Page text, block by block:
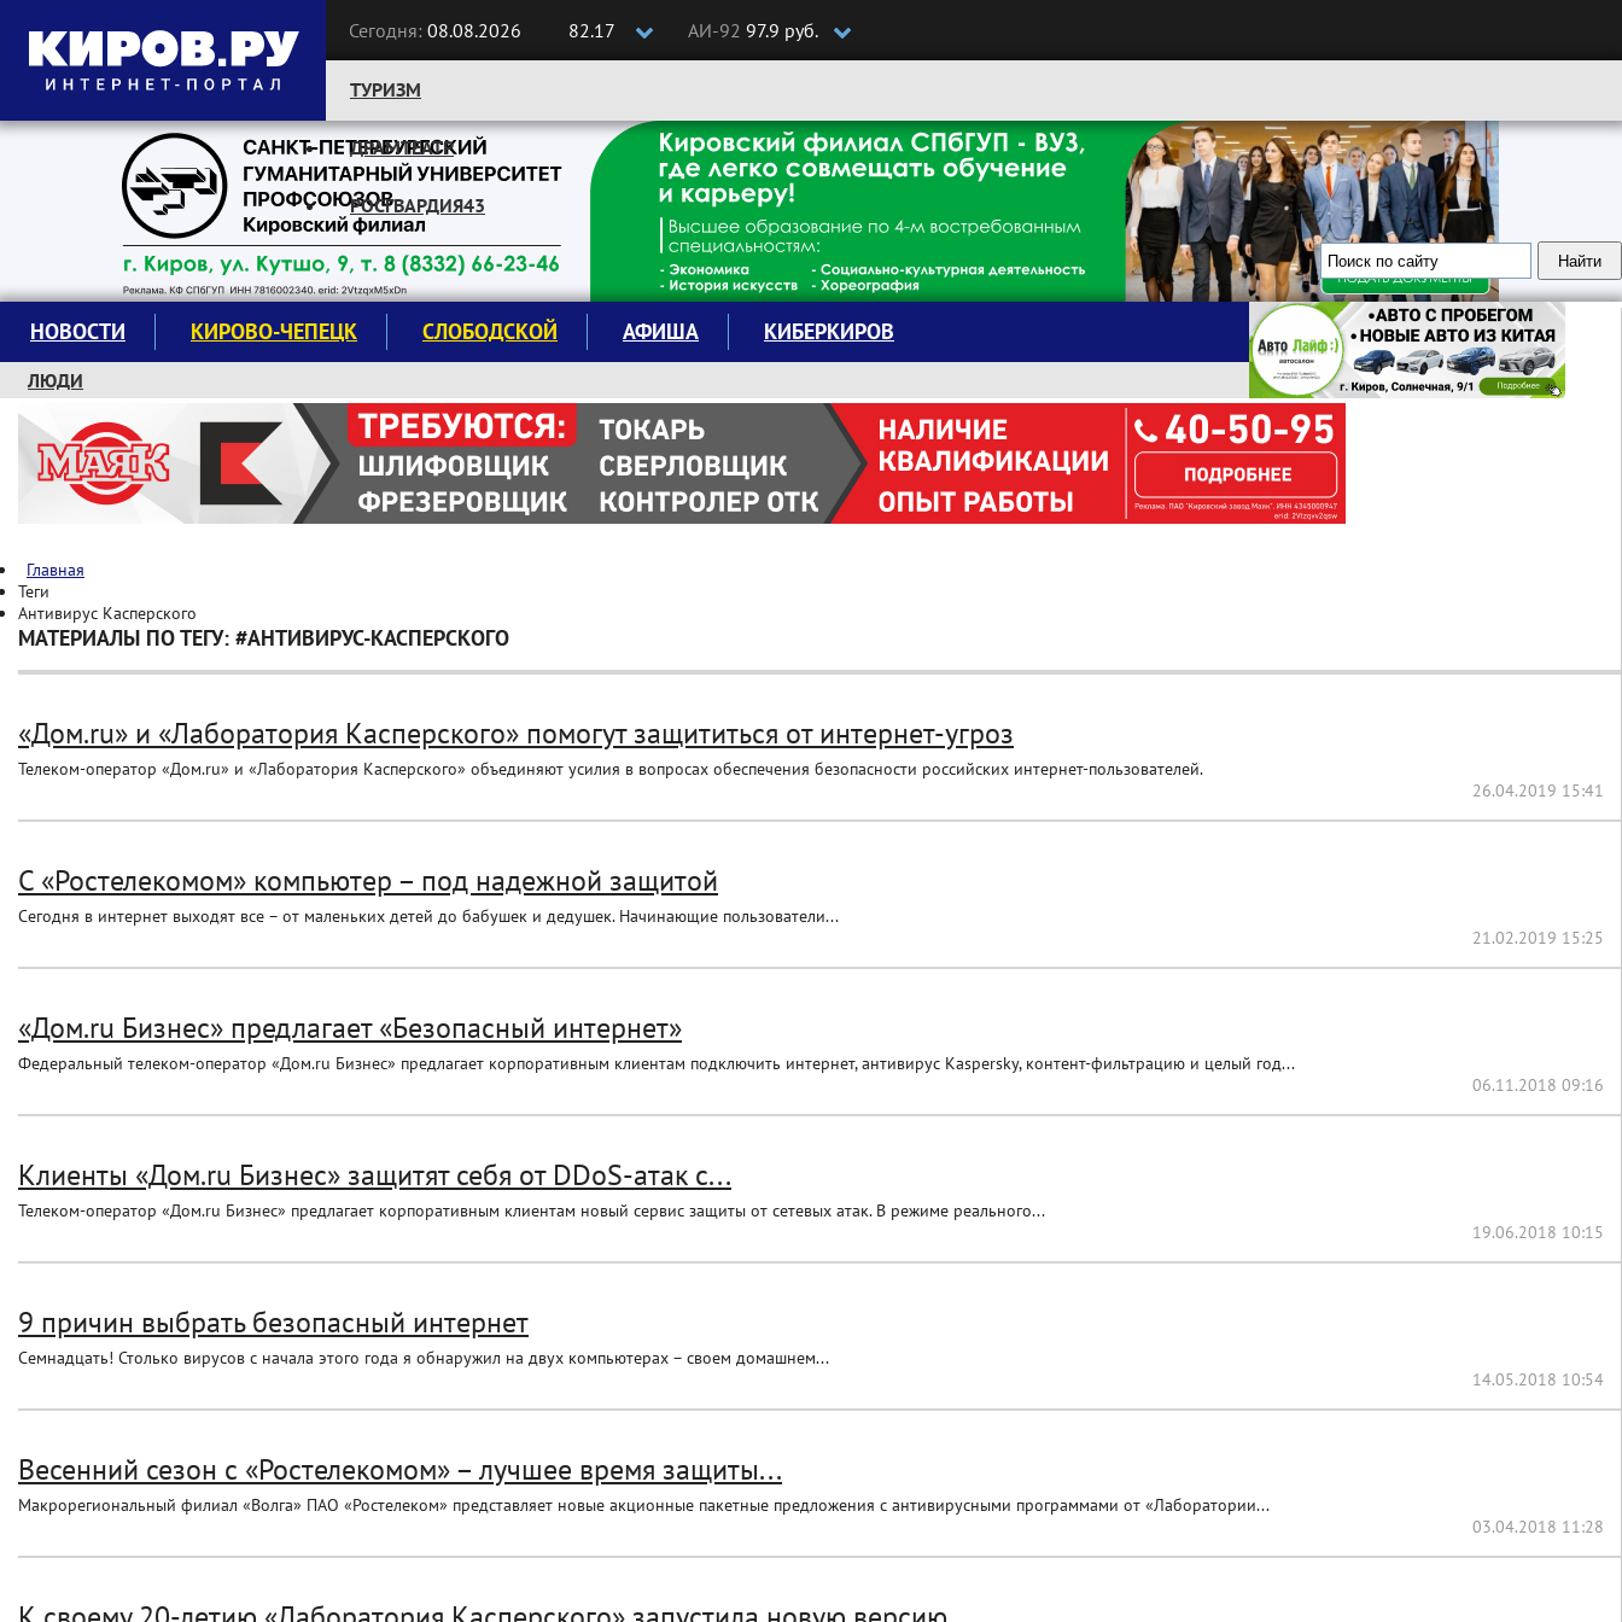
Сегодня: 08.08.2026 82.17 АИ-92 97.9 руб.
Следите за новостями:
ТУРИЗМ
ДРАМТЕАТР
РОСГВАРДИЯ43
НОВОСТИ КИРОВО-ЧЕПЕЦК СЛОБОДСКОЙ АФИША КИБЕРКИРОВ
ЛЮДИ
КРУЖКИ И СЕКЦИИ
ЗАВОДУ "МАЯК" 85 ЛЕТ
ЭКОЛОГИЯ
Главная
Теги
Антивирус Касперского
МАТЕРИАЛЫ ПО ТЕГУ: #АНТИВИРУС-КАСПЕРСКОГО
«Дом.ru» и «Лаборатория Касперского» помогут защититься от интернет-угроз
Телеком-оператор «Дом.ru» и «Лаборатория Касперского» объединяют усилия в вопросах обеспечения безопасности российских интернет-пользователей.
26.04.2019 15:41
С «Ростелекомом» компьютер – под надежной защитой
Сегодня в интернет выходят все – от маленьких детей до бабушек и дедушек. Начинающие пользователи...
21.02.2019 15:25
«Дом.ru Бизнес» предлагает «Безопасный интернет»
Федеральный телеком-оператор «Дом.ru Бизнес» предлагает корпоративным клиентам подключить интернет, антивирус Kaspersky, контент-фильтрацию и целый год...
06.11.2018 09:16
Клиенты «Дом.ru Бизнес» защитят себя от DDoS-атак с...
Телеком-оператор «Дом.ru Бизнес» предлагает корпоративным клиентам новый сервис защиты от сетевых атак. В режиме реального...
19.06.2018 10:15
9 причин выбрать безопасный интернет
Семнадцать! Столько вирусов с начала этого года я обнаружил на двух компьютерах – своем домашнем...
14.05.2018 10:54
Весенний сезон с «Ростелекомом» – лучшее время защиты...
Макрорегиональный филиал «Волга» ПАО «Ростелеком» представляет новые акционные пакетные предложения с антивирусными программами от «Лаборатории...
03.04.2018 11:28